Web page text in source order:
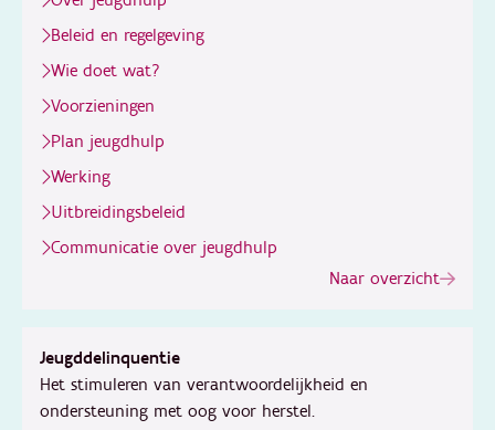
Beleid en regelgeving
Wie doet wat?
Voorzieningen
Plan jeugdhulp
Werking
Uitbreidingsbeleid
Communicatie over jeugdhulp
Naar overzicht
Jeugddelinquentie
Het stimuleren van verantwoordelijkheid en
ondersteuning met oog voor herstel.